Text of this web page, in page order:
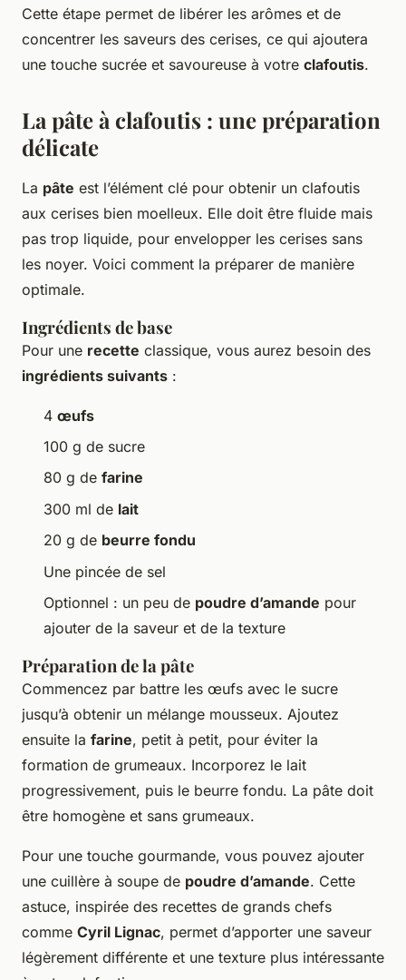
Cette étape permet de libérer les arômes et de
concentrer les saveurs des cerises, ce qui ajoutera
une touche sucrée et savoureuse à votre clafoutis.
La pâte à clafoutis : une préparation
délicate
La pâte est l’élément clé pour obtenir un clafoutis
aux cerises bien moelleux. Elle doit être fluide mais
pas trop liquide, pour envelopper les cerises sans
les noyer. Voici comment la préparer de manière
optimale.
Ingrédients de base
Pour une recette classique, vous aurez besoin des
ingrédients suivants :
4 œufs
100 g de sucre
80 g de farine
300 ml de lait
20 g de beurre fondu
Une pincée de sel
Optionnel : un peu de poudre d’amande pour
ajouter de la saveur et de la texture
Préparation de la pâte
Commencez par battre les œufs avec le sucre
jusqu’à obtenir un mélange mousseux. Ajoutez
ensuite la farine, petit à petit, pour éviter la
formation de grumeaux. Incorporez le lait
progressivement, puis le beurre fondu. La pâte doit
être homogène et sans grumeaux.
Pour une touche gourmande, vous pouvez ajouter
une cuillère à soupe de poudre d’amande. Cette
astuce, inspirée des recettes de grands chefs
comme Cyril Lignac, permet d’apporter une saveur
légèrement différente et une texture plus intéressante